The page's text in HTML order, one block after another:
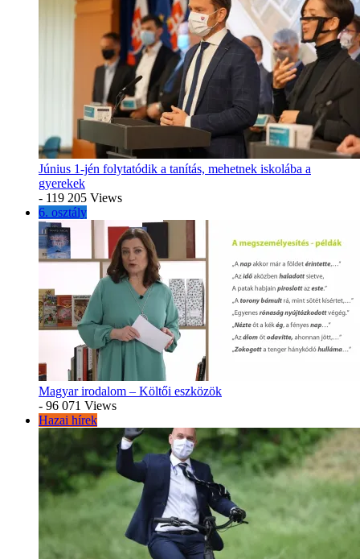
Június 1-jén folytatódik a tanítás, mehetnek iskolába a
gyerekek
- 119 205 Views
6. osztály
Magyar irodalom – Költői eszközök
- 96 071 Views
Hazai hírek